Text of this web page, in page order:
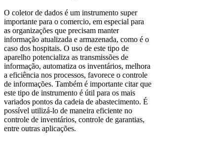
O coletor de dados é um instrumento super
importante para o comercio, em especial para
as organizações que precisam manter
informação atualizada e armazenada, como é o
caso dos hospitais. O uso de este tipo de
aparelho potencializa as transmissões de
informação, automatiza os inventários, melhora
a eficiência nos processos, favorece o controle
de informações. Também é importante citar que
este tipo de instrumento é útil para os mais
variados pontos da cadeia de abastecimento. É
possível utilizá-lo de maneira eficiente no
controle de inventários, controle de garantias,
entre outras aplicações.